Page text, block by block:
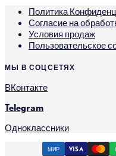
Политика
Согласие на
Условия продаж
Пользовательское
МЫ В СОЦСЕТЯХ
ВКонтакте
Telegram
Одноклассники
МИР VISA